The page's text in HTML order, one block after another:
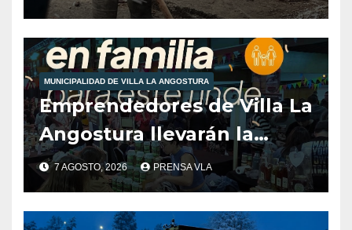
las inclemencias climáticas
reinantes en la región
MUNICIPALIDAD DE VILLA LA ANGOSTURA
Emprendedores de Villa La
Angostura llevarán la
producción local a Tienda
de Sabores.
7 AGOSTO, 2026 PRENSA VLA